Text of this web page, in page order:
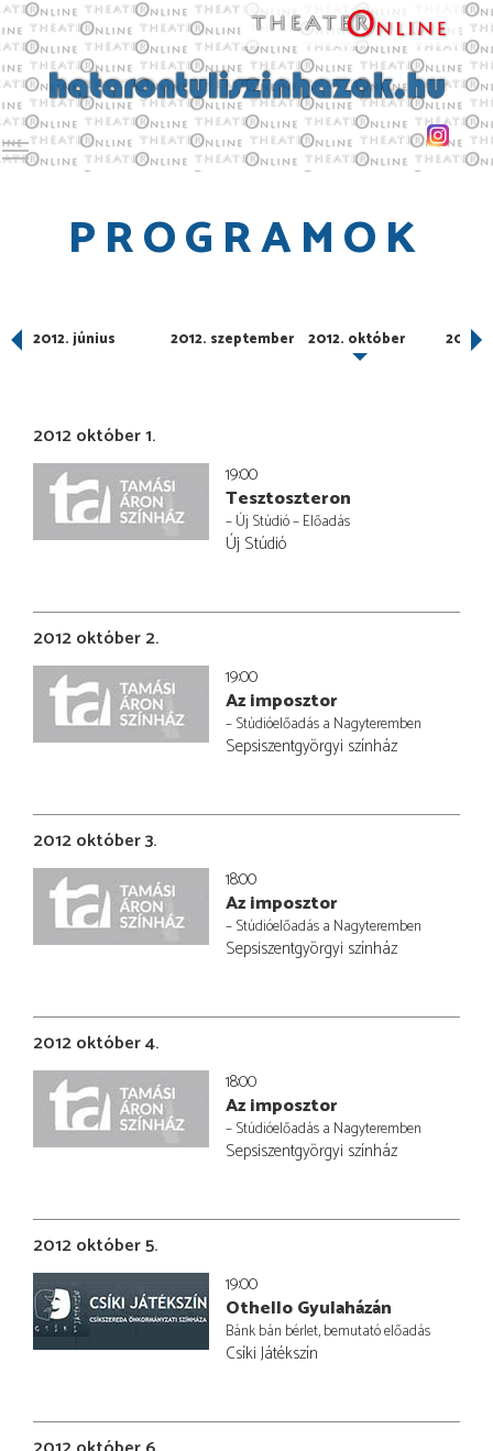
Toggle main menu visibility
PROGRAMOK
2012. június 2012. szeptember 2012. október 2012.
2012 október 1.
19:00
Tesztoszteron
– Új Stúdió – Előadás
Új Stúdió
2012 október 2.
19:00
Az imposztor
– Stúdióelőadás a Nagyteremben
Sepsiszentgyörgyi színház
2012 október 3.
18:00
Az imposztor
– Stúdióelőadás a Nagyteremben
Sepsiszentgyörgyi színház
2012 október 4.
18:00
Az imposztor
– Stúdióelőadás a Nagyteremben
Sepsiszentgyörgyi színház
2012 október 5.
19:00
Othello Gyulaházán
Bánk bán bérlet, bemutató előadás
Csíki Játékszín